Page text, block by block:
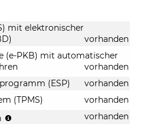
mit elektronischer
vorhanden
(e-PKB) mit automatischer
vorhanden
(ESP)
vorhanden
(TPMS)
vorhanden
vorhanden